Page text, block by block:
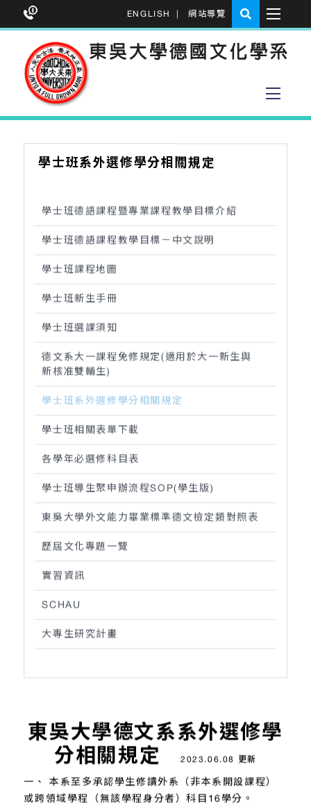
ENGLISH 網站導覽
學士班系外選修學分相關規定
學士班德語課程暨專業課程教學目標介紹
學士班德語課程教學目標－中文說明
學士班課程地圖
學士班新生手冊
學士班選課須知
德文系大一課程免修規定(適用於大一新生與
新核准雙輔生)
學士班系外選修學分相關規定
學士班相關表單下載
各學年必選修科目表
學士班導生聚申辦流程SOP(學生版)
東吳大學外文能力畢業標準德文檢定類對照表
歷屆文化專題一覽
實習資訊
SCHAU
大專生研究計畫
東吳大學德文系系外選修學
分相關規定
2023.06.08 更新
一、 本系至多承認學生修讀外系（非本系開設課程）
或跨領域學程（無該學程身分者）科目16學分。